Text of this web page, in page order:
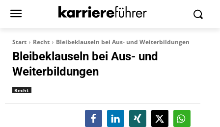
Start Recht Bleibeklauseln bei Aus- und Weiterbildungen
Bleibeklauseln bei Aus- und
Weiterbildungen
Recht